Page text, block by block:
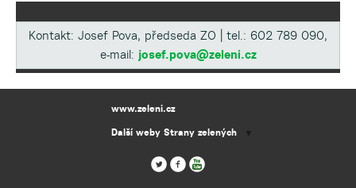
Kontakt: Josef Pova, předseda ZO | tel.: 602 789 090,
e-mail: josef.pova@zeleni.cz
www.zeleni.cz
Další weby Strany zelených
▼